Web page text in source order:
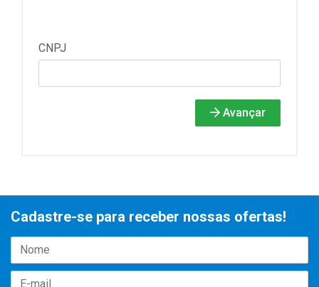
CNPJ
Avançar
Cadastre-se para receber nossas ofertas!